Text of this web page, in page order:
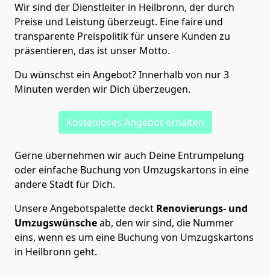
Wir sind der Dienstleiter in Heilbronn, der durch
Preise und Leistung überzeugt. Eine faire und
transparente Preispolitik für unsere Kunden zu
präsentieren, das ist unser Motto.
Du wünschst ein Angebot? Innerhalb von nur 3
Minuten werden wir Dich überzeugen.
Kostenloses Angebot erhalten
Gerne übernehmen wir auch Deine Entrümpelung
oder einfache Buchung von Umzugskartons in eine
andere Stadt für Dich.
Unsere Angebotspalette deckt Renovierungs- und
Umzugswünscheab, den wir sind, die Nummer
eins, wenn es um eine Buchung von Umzugskartons
in Heilbronn geht.